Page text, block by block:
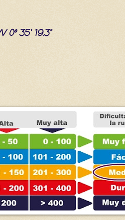
0º 35' 19.3"